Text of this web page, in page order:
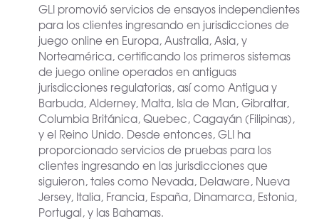
GLI promovió servicios de ensayos independientes
para los clientes ingresando en jurisdicciones de
juego online en Europa, Australia, Asia, y
Norteamérica, certificando los primeros sistemas
de juego online operados en antiguas
jurisdicciones regulatorias, así como Antigua y
Barbuda, Alderney, Malta, Isla de Man, Gibraltar,
Columbia Británica, Quebec, Cagayán (Filipinas),
y el Reino Unido. Desde entonces, GLI ha
proporcionado servicios de pruebas para los
clientes ingresando en las jurisdicciones que
siguieron, tales como Nevada, Delaware, Nueva
Jersey, Italia, Francia, España, Dinamarca, Estonia,
Portugal, y las Bahamas.